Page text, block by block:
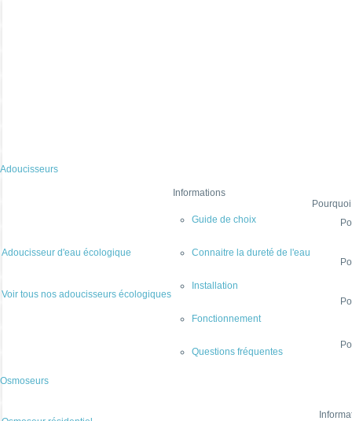
Adoucisseurs
Adoucisseur d'eau écologique
Voir tous nos adoucisseurs écologiques
Informations
Guide de choix
Connaitre la dureté de l'eau
Installation
Fonctionnement
Questions fréquentes
Osmoseurs